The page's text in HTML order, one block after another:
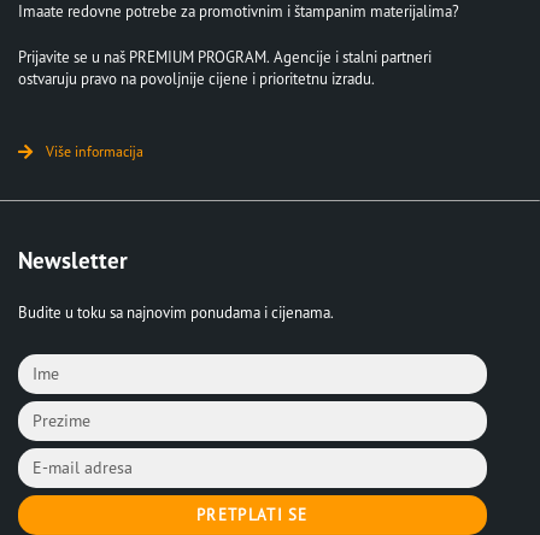
Imaate redovne potrebe za promotivnim i štampanim materijalima?
Prijavite se u naš PREMIUM PROGRAM. Agencije i stalni partneri
ostvaruju pravo na povoljnije cijene i prioritetnu izradu.
Više informacija
Newsletter
Budite u toku sa najnovim ponudama i cijenama.
PRETPLATI SE